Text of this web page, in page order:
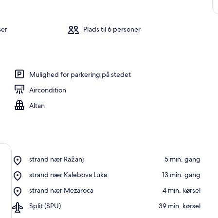
n
m
e
d
e
n
t
i
Plads til 6 personer
Mulighed for parkering på stedet
Aircondition
Altan
strand nær Ražanj
Place,
nær
‪5 min. gang‬
strand nær Kalebova Luka
Place,
nær
Luka
‪13 min. gang‬
strand nær Mezaroca
Place,
nær
‪4 min. kørsel‬
Split (SPU)
Airport,
‪39 min. kørsel‬